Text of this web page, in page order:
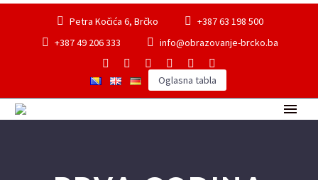
Petra Kočića 6, Brčko
+387 63 198 500
+387 49 206 333
info@obrazovanje-brcko.ba
Oglasna tabla